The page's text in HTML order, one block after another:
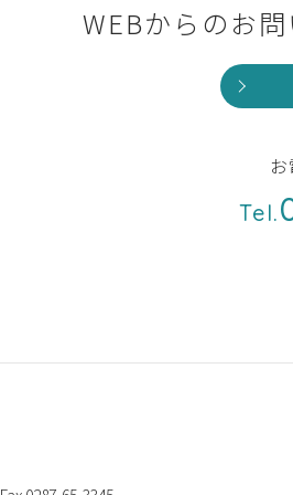
WEBからのお問
Tel.